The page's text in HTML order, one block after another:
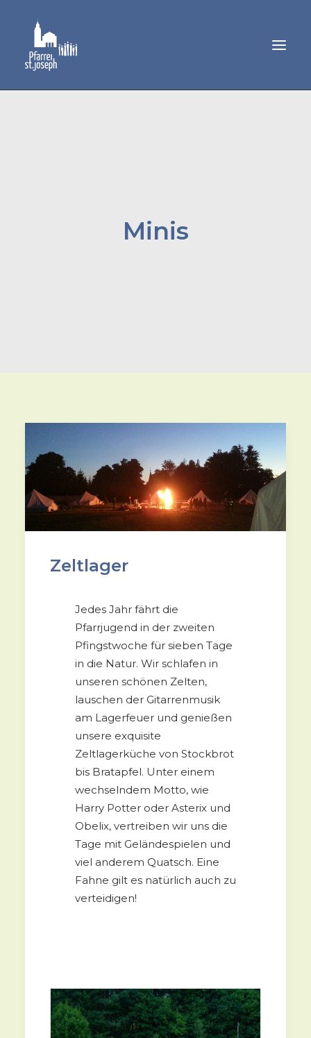
Minis
Zeltlager
Jedes Jahr fährt die
Pfarrjugend in der zweiten
Pfingstwoche für sieben Tage
in die Natur. Wir schlafen in
unseren schönen Zelten,
lauschen der Gitarrenmusik
am Lagerfeuer und genießen
unsere exquisite
Zeltlagerküche von Stockbrot
bis Bratapfel. Unter einem
wechselndem Motto, wie
Harry Potter oder Asterix und
Obelix, vertreiben wir uns die
Tage mit Geländespielen und
viel anderem Quatsch. Eine
Fahne gilt es natürlich auch zu
verteidigen!